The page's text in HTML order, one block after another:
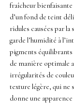
fraîcheur bienfaisante
d’un fond de teint
ridules causées par la
garde l’humidité à
pigments équilibrants
de manière optimale
irrégularités de
texture légère, qui ne
donne une